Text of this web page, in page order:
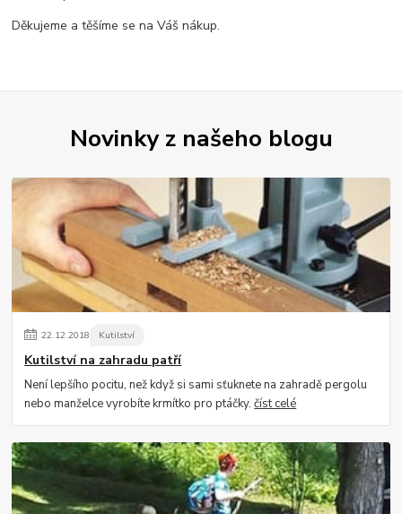
Děkujeme a těšíme se na Váš nákup.
Novinky z našeho blogu
22.12.2018 Kutilství
Kutilství na zahradu patří
Není lepšího pocitu, než když si sami sťuknete na zahradě pergolu
nebo manželce vyrobíte krmítko pro ptáčky.číst celé